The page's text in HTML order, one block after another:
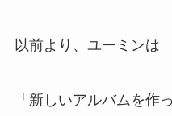
以前より、ユーミンは
「新しいアルバムを作